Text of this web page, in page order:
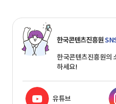
한국콘텐츠진흥원
한국콘텐츠진흥원의
하세요!
유튜브